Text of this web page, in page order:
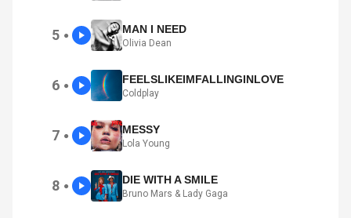
5 ● MAN I NEED
Olivia Dean
6 ● FEELSLIKEIMFALLINGINLOVE
Coldplay
7 ● MESSY
Lola Young
8 ● DIE WITH A SMILE
Bruno Mars & Lady Gaga